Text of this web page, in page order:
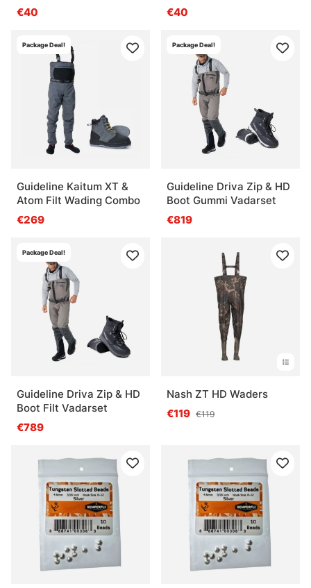
€40
€40
Package Deal!
Guideline Kaitum XT &
Atom Filt Wading Combo
€269
Package Deal!
Guideline Driva Zip & HD
Boot Gummi Vadarset
€819
Package Deal!
Guideline Driva Zip & HD
Boot Filt Vadarset
€789
Nash ZT HD Waders
€119 €119